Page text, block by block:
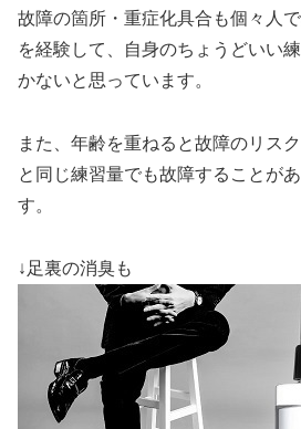
故障の箇所・重症化具合も個々人
を経験して、自身のちょうどいい
かないと思っています。
また、年齢を重ねると故障のリス
と同じ練習量でも故障することが
す。
↓足裏の消臭も